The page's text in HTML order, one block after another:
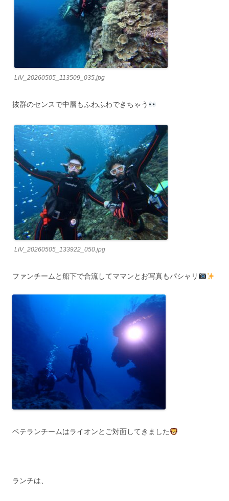
LIV_20260505_113509_035.jpg
抜群のセンスで中層もふわふわできちゃう
LIV_20260505_133922_050.jpg
ファンチームと船下で合流してママンとお写真もパシャリ
ベテランチームはライオンとご対面してきました
ランチは、